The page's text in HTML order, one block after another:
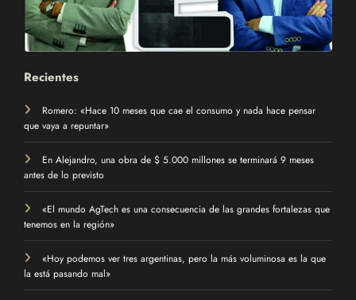
Recientes
Romero: «Hace 10 meses que cae el consumo y nada hace pensar
que vaya a repuntar»
En Alejandro, una obra de $ 5.000 millones se terminará 9 meses
antes de lo previsto
«El mundo AgTech es una consecuencia de las grandes fortalezas que
tenemos en la región»
«Hoy podemos ver tres argentinas, pero la más voluminosa es la que
la está pasando mal»